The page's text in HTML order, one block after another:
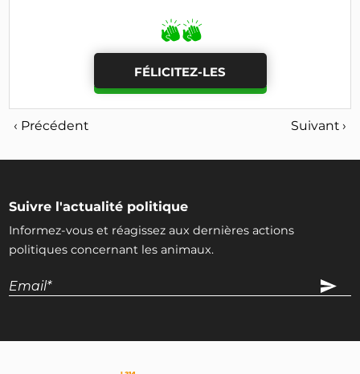
FÉLICITEZ-LES
‹ Précédent Suivant ›
Suivre l'actualité politique
Informez-vous et réagissez aux dernières actions
politiques concernant les animaux.